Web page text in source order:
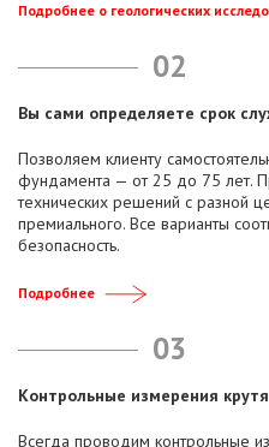
Подробнее о геологических
02
Вы сами определяете срок
Позволяем клиенту
фундамента — от 25 до 75 лет.
технических решений с разной
премиального. Все варианты
безопасность.
Подробнее
03
Контрольные измерения
Всегда проводим контрольные